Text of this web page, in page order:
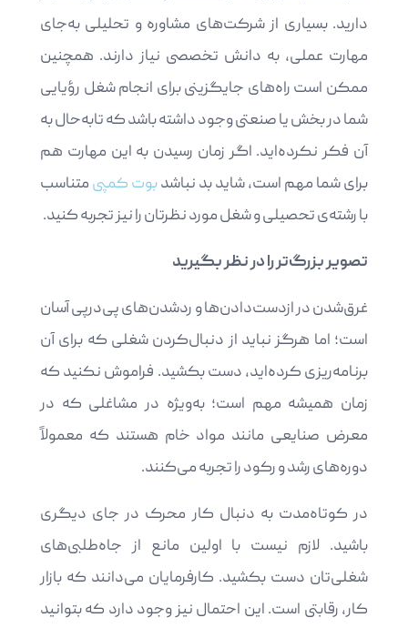
دارید. بسیاری از شرکت‌های مشاوره و تحلیلی به‌جای
مهارت عملی، به دانش تخصصی نیاز دارند. همچنین
ممکن است راه‌های جایگزینی برای انجام شغل رؤیایی
شما در بخش یا صنعتی وجود داشته باشد که تابه‌حال به
آن فکر نکرده‌اید. اگر زمان رسیدن به این مهارت هم
برای شما مهم است، شاید بد نباشدبوت کمپ ی متناسب
با رشته‌ی تحصیلی و شغل مورد نظرتان را نیز تجربه کنید.
تصویر بزرگ‌تر را در نظر بگیرید
غرق‌شدن در ازدست‌دادن‌ها و ردشدن‌های پی‌درپی آسان
است؛ اما هرگز نباید از دنبال‌کردن شغلی که برای آن
برنامه‌ریزی کرده‌اید، دست بکشید. فراموش نکنید که
زمان همیشه مهم است؛ به‌ویژه در مشاغلی که در
معرض صنایعی مانند مواد خام هستند که معمولاً
دوره‌های رشد و رکود را تجربه می‌کنند.
در کوتاه‌مدت به دنبال کار محرک در جای دیگری
باشید. لازم نیست با اولین مانع از جاه‌طلبی‌های
شغلی‌تان دست بکشید. کارفرمایان می‌دانند که بازار
کار، رقابتی است. این احتمال نیز وجود دارد که بتوانید